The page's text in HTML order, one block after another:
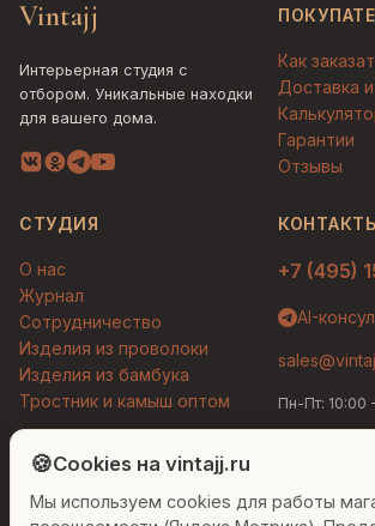
Vintajj
Интерьерная студия с
отбором. Уникальные находки
для вашего дома.
Как
Доставка
Гарантии
Отзывы
СТУДИЯ
О нас
Журнал
Сотрудничество
Изделия из проволоки
Изделия из бамбука
Тростник и камыш оптом
+7 (495)
AI-
Пн-Пт: 10:00
© 2026 Vintajj. Все права защищены.
Договор оферты
Политика конфиденциальности
🍪Cookies на vintajj.ru
Мы используем cookies для работы
Людмила
Привет! Я Людмила, ваш персональный